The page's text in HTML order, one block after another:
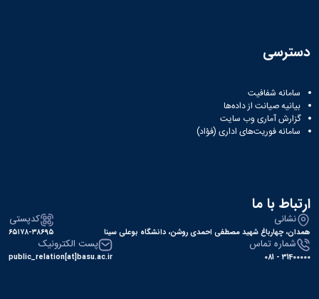
دسترسی
سامانه شفافیت
بیانیه صیانت از داده‌ها
گزارش آماری وب‌ سایت
سامانه فوریت‌های اداری (فؤاد)
ارتباط با ما
نشانی
همدان، چهارباغ شهید مصطفی احمدی روشن، دانشگاه بوعلی سینا
کدپستی
۶۵۱۷۸-۳۸۶۹۵
شماره تماس
31400000 - 081
پست الکترونیک
public_relation[at]basu.ac.ir